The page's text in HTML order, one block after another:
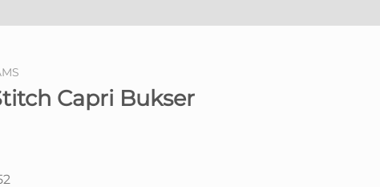
Capri Bukser